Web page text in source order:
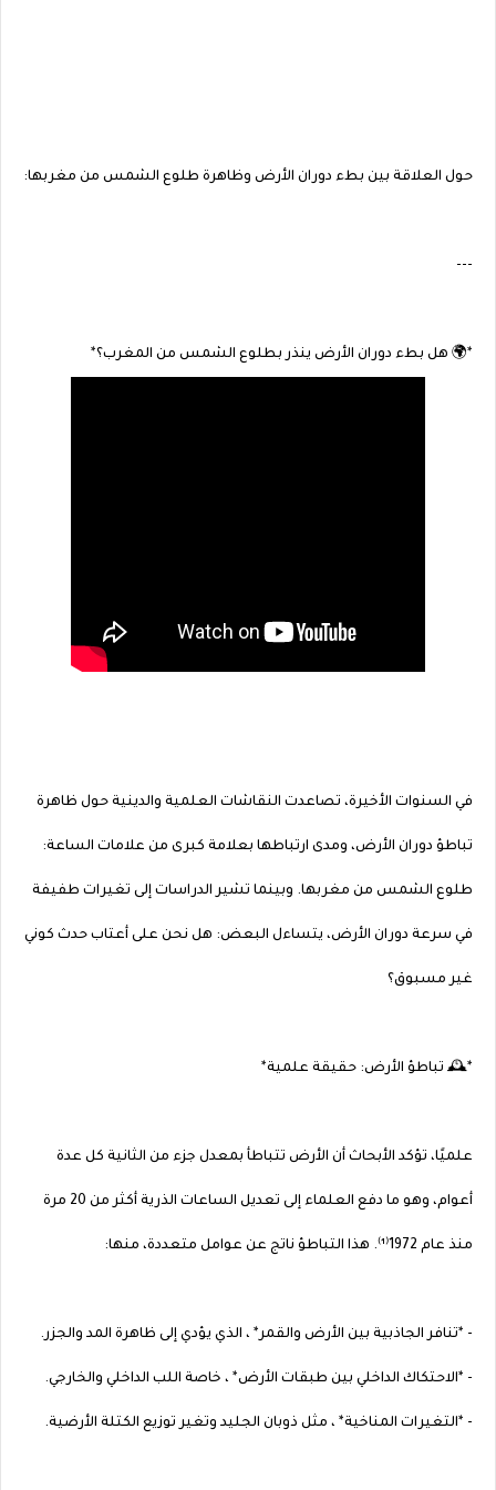
حول العلاقة بين بطء دوران الأرض وظاهرة طلوع الشمس من مغربها:
---
*🌍 هل بطء دوران الأرض ينذر بطلوع الشمس من المغرب؟*
في السنوات الأخيرة، تصاعدت النقاشات العلمية والدينية حول ظاهرة
تباطؤ دوران الأرض، ومدى ارتباطها بعلامة كبرى من علامات الساعة:
طلوع الشمس من مغربها. وبينما تشير الدراسات إلى تغيرات طفيفة
في سرعة دوران الأرض، يتساءل البعض: هل نحن على أعتاب حدث كوني
غير مسبوق؟
*🕰️ تباطؤ الأرض: حقيقة علمية*
علميًا، تؤكد الأبحاث أن الأرض تتباطأ بمعدل جزء من الثانية كل عدة
أعوام، وهو ما دفع العلماء إلى تعديل الساعات الذرية أكثر من 20 مرة
منذ عام 1972⁽¹⁾. هذا التباطؤ ناتج عن عوامل متعددة، منها:
- *تنافر الجاذبية بين الأرض والقمر* ، الذي يؤدي إلى ظاهرة المد والجزر.
- *الاحتكاك الداخلي بين طبقات الأرض* ، خاصة اللب الداخلي والخارجي.
- *التغيرات المناخية* ، مثل ذوبان الجليد وتغير توزيع الكتلة الأرضية.